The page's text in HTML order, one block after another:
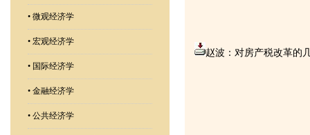
• 微观经济学
• 宏观经济学
• 国际经济学
• 金融经济学
• 公共经济学
赵波：对房产税改革的